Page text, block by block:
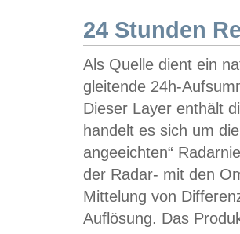
24 Stunden
Als Quelle dient ein
gleitende 24h-
Dieser Layer enthält
handelt es sich um
angeeichten“
der Radar- mit den
Mittelung von
Auflösung. Das